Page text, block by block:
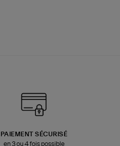
PAIEMENT SÉCURISÉ
en 3 ou 4 fois possible